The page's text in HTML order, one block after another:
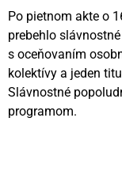
Po pietnom akte o
prebehlo
s oceňovaním
kolektívy a jeden
Slávnostné
programom.